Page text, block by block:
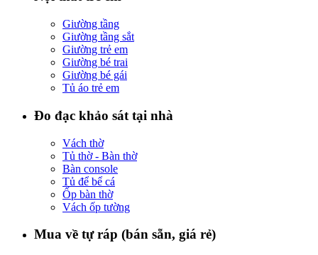
Giường tầng
Giường tầng sắt
Giường trẻ em
Giường bé trai
Giường bé gái
Tủ áo trẻ em
Đo đạc khảo sát tại nhà
Vách thờ
Tủ thờ - Bàn thờ
Bàn console
Tủ để bể cá
Ốp bàn thờ
Vách ốp tường
Mua về tự ráp (bán sẵn, giá rẻ)